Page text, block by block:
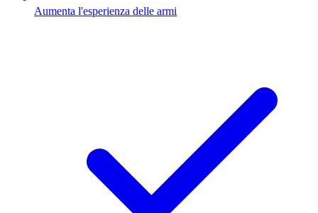
Aumenta l'esperienza delle armi